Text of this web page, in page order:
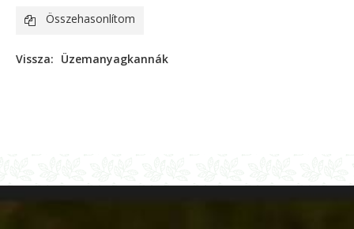
Összehasonlítom
Vissza: Üzemanyagkannák